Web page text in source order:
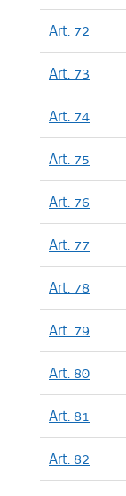
Art. 72
Art. 73
Art. 74
Art. 75
Art. 76
Art. 77
Art. 78
Art. 79
Art. 80
Art. 81
Art. 82